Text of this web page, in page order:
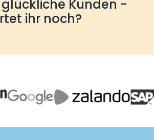
glückliche Kunden -
ihr noch?